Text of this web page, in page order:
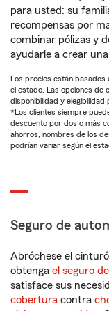
para usted: su
recompensas por
combinar pólizas y
ayudarle a crear
Los precios están basados
el estado. Las opciones de
disponibilidad y elegibilidad
*Los clientes siempre
descuento por dos o más
ahorros, nombres de los
podrían variar según el
Seguro de
Abróchese el
obtenga el seguro
satisface sus
cobertura contra